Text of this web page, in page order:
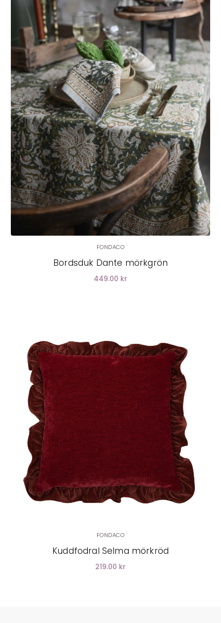
FONDACO
Bordsduk Dante mörkgrön
449.00 kr
LÄGG I VARUKORG
FONDACO
Kuddfodral Selma mörkröd
219.00 kr